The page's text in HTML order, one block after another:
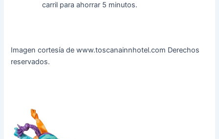
carril para ahorrar 5 minutos.
Imagen cortesía de www.toscanainnhotel.com Derechos
reservados.